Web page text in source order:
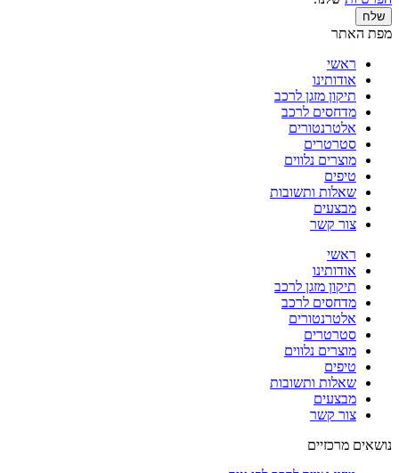
שלח
מפת האתר
ראשי
אודותינו
תיקון מזגן לרכב
מדחסים לרכב
אלטרנטורים
סטרטרים
מוצרים נלווים
טיפים
שאלות ותשובות
מבצעים
צור קשר
ראשי
אודותינו
תיקון מזגן לרכב
מדחסים לרכב
אלטרנטורים
סטרטרים
מוצרים נלווים
טיפים
שאלות ותשובות
מבצעים
צור קשר
נושאים מרכזיים